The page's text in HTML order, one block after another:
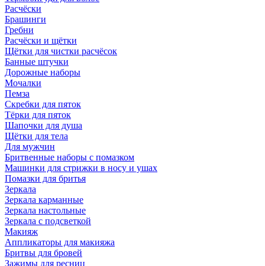
Расчёски
Брашинги
Гребни
Расчёски и щётки
Щётки для чистки расчёсок
Банные штучки
Дорожные наборы
Мочалки
Пемза
Скребки для пяток
Тёрки для пяток
Шапочки для душа
Щётки для тела
Для мужчин
Бритвенные наборы с помазком
Машинки для стрижки в носу и ушах
Помазки для бритья
Зеркала
Зеркала карманные
Зеркала настольные
Зеркала с подсветкой
Макияж
Аппликаторы для макияжа
Бритвы для бровей
Зажимы для ресниц